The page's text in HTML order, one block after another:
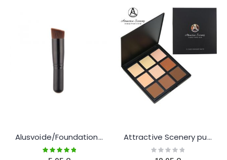
Alusvoide/Foundation Sivellin
Rating:
100%
Attractive Scenery puuteri paletti 9x
Rating:
0%